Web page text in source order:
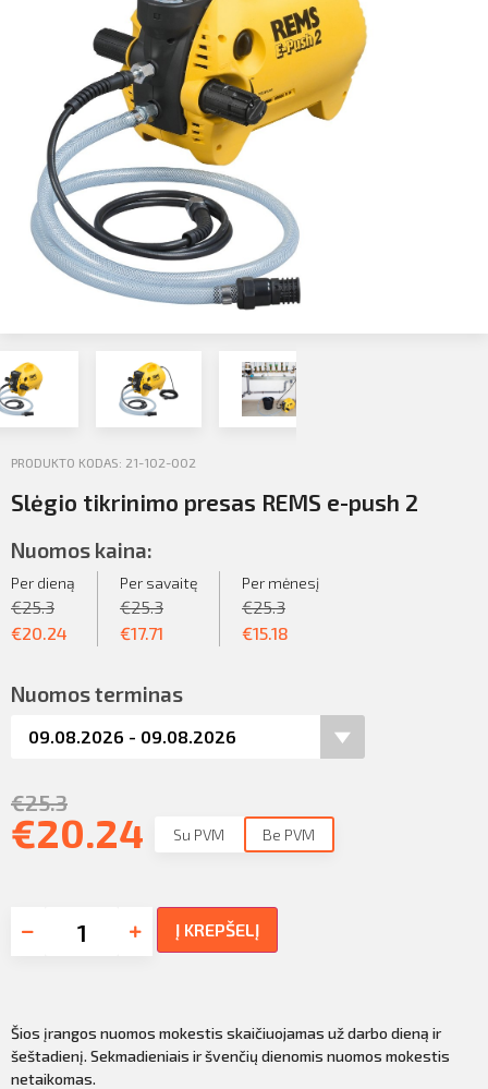
Kontaktai
Atsijungti
SIŲSTI
PRODUKTO KODAS: 21-102-002
Slėgio tikrinimo presas REMS e-push 2
Nuomos kaina:
Per dieną
€25.3
€20.24
Per savaitę
€25.3
€17.71
Per mėnesį
€25.3
€15.18
Nuomos terminas
€25.3
€20.24 Su PVM Be PVM
Į KREPŠELĮ
Šios įrangos nuomos mokestis skaičiuojamas už darbo dieną ir
šeštadienį. Sekmadieniais ir švenčių dienomis nuomos mokestis
netaikomas.